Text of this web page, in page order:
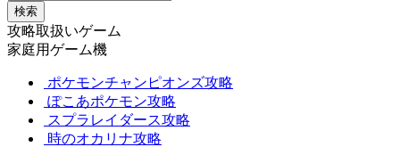
検索
攻略取扱いゲーム
家庭用ゲーム機
ポケモンチャンピオンズ攻略
ぽこあポケモン攻略
スプラレイダース攻略
時のオカリナ攻略